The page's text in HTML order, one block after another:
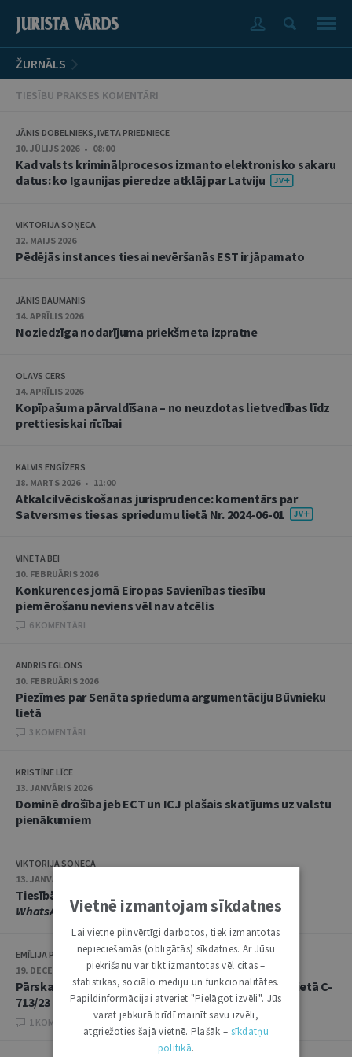
ŽURNĀLS
TIESĪBU PRAKSES KOMENTĀRI
JĀNIS DOBELNIEKS, IVETA PRIEDNIECE
10. JŪLIJS 2026 • 08:00
Kad valsts kriminālprocesos izmanto elektronisko sakaru
datus: ko Igaunijas pieredze atklāj par Latviju
VIKTORIJA SOŅECA
12. MAIJS 2026
Pēdējās instances tiesai nevēršanās EST ir jāpamato
JĀNIS BAUMANIS
14. APRĪLIS 2026
Noziedzīga nodarījuma priekšmeta izpratne
OLAVS CERS
14. APRĪLIS 2026
Kopīpašuma pārvaldīšana – no neuzdotas lietvedības līdz
prettiesiskai rīcībai
KALVIS ENGĪZERS
18. MARTS 2026 • 11:00
Atkalcilvēciskošanas jurisprudence: komentārs par
Satversmes tiesas spriedumu lietā Nr. 2024-06-01
VINETA BEI
10. FEBRUĀRIS 2026
Konkurences jomā Eiropas Savienības tiesību
piemērošanu neviens vēl nav atcēlis
6 KOMENTĀRI
ANDRIS EGLONS
10. FEBRUĀRIS 2026
Piezīmes par Senāta sprieduma argumentāciju Būvnieku
lietā
3 KOMENTĀRI
KRISTĪNE LĪCE
13. JANVĀRIS 2026
Dominē drošība jeb ECT un ICJ plašais skatījums uz valstu
pienākumiem
VIKTORIJA SOŅECA
13. JANVĀRIS 2026
Tiesībās saņemt informāciju ietilpst arī piekļuve
WhatsApp saziņai
EMĪLIJA PLAKSINS
19. DECEMBRIS 2025 • 08:00
Pārskats par Eiropas Savienības Tiesas spriedumu lietā C-
713/23
1 KOMENTĀRI
Vietnē izmantojam sīkdatnes
Lai vietne pilnvērtīgi darbotos, tiek izmantotas
nepieciešamās (obligātās) sīkdatnes. Ar Jūsu
piekrišanu var tikt izmantotas vēl citas –
statistikas, sociālo mediju un funkcionalitātes.
Papildinformācijai atveriet "Pielāgot izvēli". Jūs
varat jebkurā brīdī mainīt savu izvēli,
atgriežoties šajā vietnē. Plašāk – sīkdatņu
politikā.